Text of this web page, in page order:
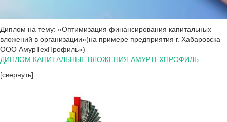
Диплом на тему: «Оптимизация финансирования капитальных
вложений в организации»(на примере предприятия г. Хабаровска
ООО АмурТехПрофиль»)
ДИПЛОМ КАПИТАЛЬНЫЕ ВЛОЖЕНИЯ АМУРТЕХПРОФИЛЬ
[свернуть]